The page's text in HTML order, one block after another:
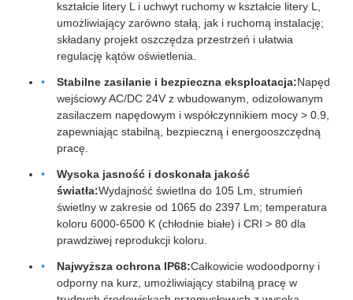
kształcie litery L i uchwyt ruchomy w kształcie litery L,
umożliwiający zarówno stałą, jak i ruchomą instalację;
składany projekt oszczędza przestrzeń i ułatwia
regulację kątów oświetlenia.
Stabilne zasilanie i bezpieczna eksploatacja:Napęd
wejściowy AC/DC 24V z wbudowanym, odizolowanym
zasilaczem napędowym i współczynnikiem mocy > 0.9,
zapewniając stabilną, bezpieczną i energooszczędną
pracę.
Wysoka jasność i doskonała jakość
światła:Wydajność świetlna do 105 Lm, strumień
świetlny w zakresie od 1065 do 2397 Lm; temperatura
koloru 6000-6500 K (chłodnie białe) i CRI > 80 dla
prawdziwej reprodukcji koloru.
Najwyższa ochrona IP68:Całkowicie wodoodporny i
odporny na kurz, umożliwiający stabilną pracę w